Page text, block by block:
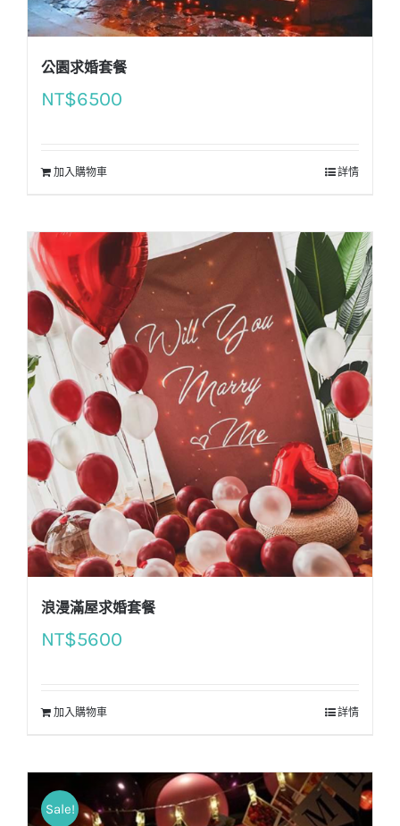
公園求婚套餐
NT$6500
加入購物車 詳情
浪漫滿屋求婚套餐
NT$5600
加入購物車 詳情
Sale!